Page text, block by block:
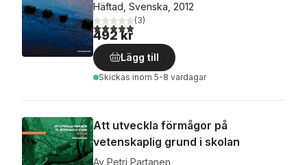
Häftad, Svenska, 2012
5,0utav 5 stjärnor. Totalt antal röster:
(3)
492 kr
Lägg till
Skickas inom 5-8 vardagar
Att utveckla förmågor på
vetenskaplig grund i skolan
Av Petri Partanen